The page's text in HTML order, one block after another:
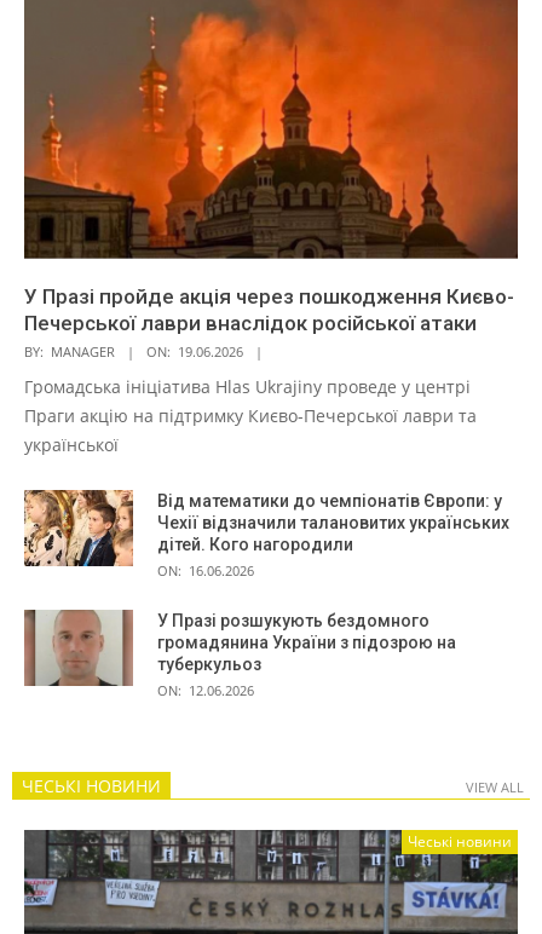
У Празі пройде акція через пошкодження Києво-
Печерської лаври внаслідок російської атаки
BY: MANAGER ON: 19.06.2026
Громадська ініціатива Hlas Ukrajiny проведе у центрі
Праги акцію на підтримку Києво-Печерської лаври та
української
Від математики до чемпіонатів Європи: у
Чехії відзначили талановитих українських
дітей. Кого нагородили
ON: 16.06.2026
У Празі розшукують бездомного
громадянина України з підозрою на
туберкульоз
ON: 12.06.2026
ЧЕСЬКІ НОВИНИ VIEW ALL
Чеські новини